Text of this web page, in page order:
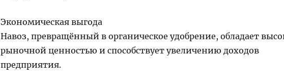
Экономическая выгода
Навоз, превращённый в органическое удобрение, обладает
рыночной ценностью и способствует увеличению доходов
предприятия.